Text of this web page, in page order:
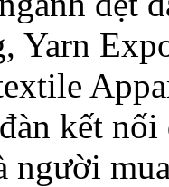
Yarn
kết
người